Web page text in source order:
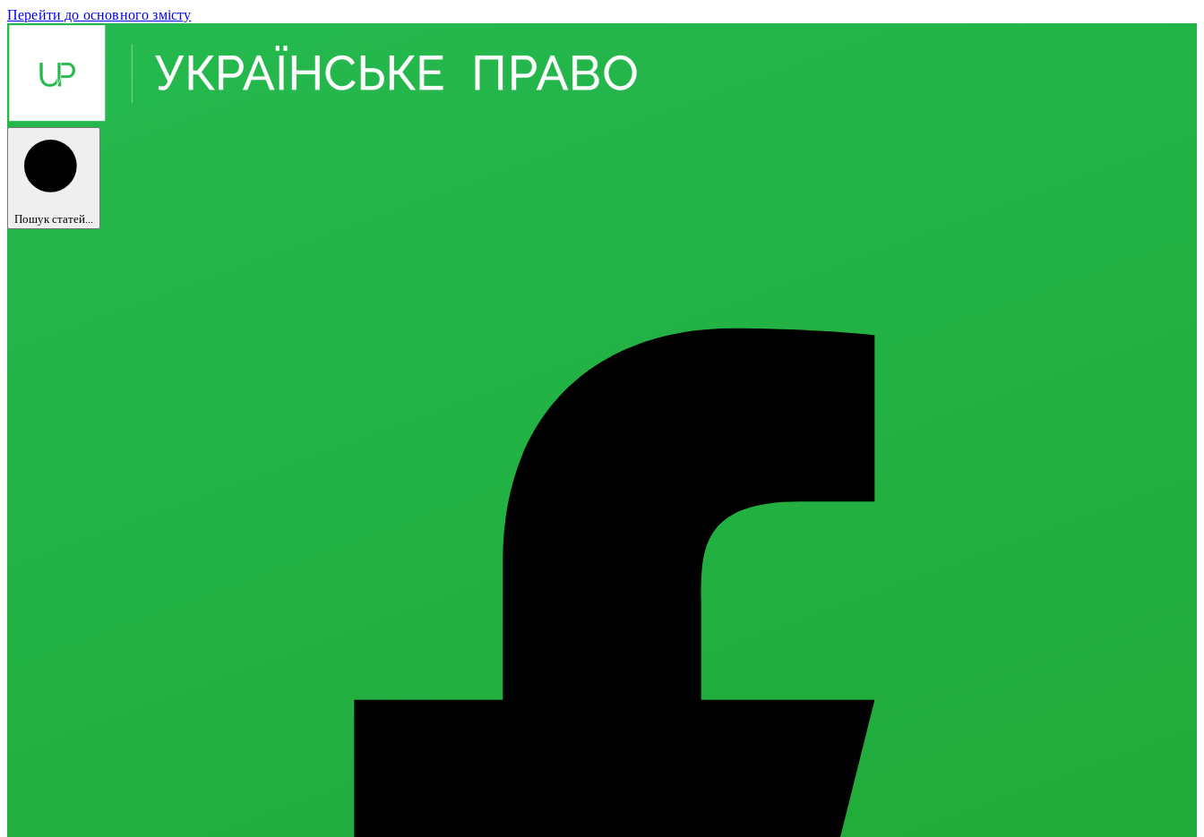
Перейти до основного змісту
Пошук статей...